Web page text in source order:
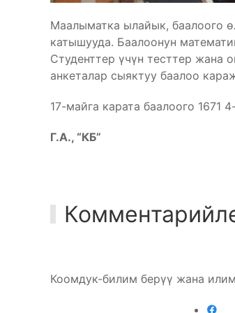
Маалыматка ылайык, баалоого
катышууда. Баалоонун
Студенттер үчүн тесттер жана
анкеталар сыяктуу баалоо
17-майга карата баалоого 1671
Г.А., “КБ”
Коомдук-билим берүү жана